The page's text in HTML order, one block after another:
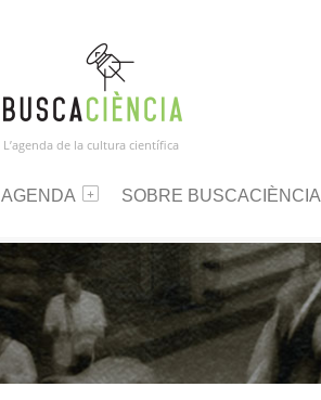
L’agenda de la cultura científica
AGENDA SOBRE BUSCACIÈNCIA